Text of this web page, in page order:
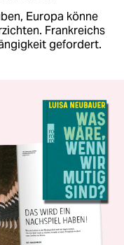
Europa könne
Frankreichs
gefordert.